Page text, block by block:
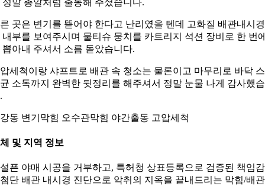
곳은 변기를 뜯어야 한다고 난리였을 텐데 고화질 배관내시
내부를 보여주시며 물티슈 뭉치를 카트리지 석션 장비로 한 번
뽑아내 주셔서 소름 돋았습니다.
세척이랑 샤프트로 배관 속 청소는 물론이고 마무리로 바닥
소독까지 완벽한 뒷정리를 해주셔서 정말 눈물 나게 감사했
동 변기막힘 오수관막힘 야간출동 고압세척
및 지역 정보
픈 야매 시공을 거부하고, 특허청 상표등록으로 검증된 책임
단 배관 내시경 진단으로 악취의 지옥을 끝내드리는 막힘/배관